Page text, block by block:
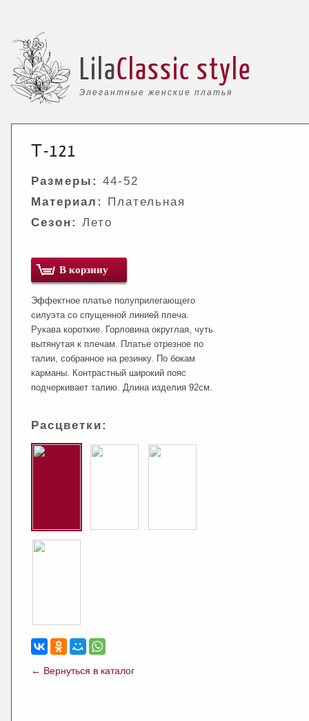
Элегантные женские платья
LilaClassic style
Т-121
Размеры: 44-52
Материал:
Плательная
Сезон: Лето
В корзину
Эффектное платье полуприлегающего
силуэта со спущенной линией плеча.
Рукава короткие. Горловина округлая, чуть
вытянутая к плечам. Платье отрезное по
талии, собранное на резинку. По бокам
карманы. Контрастный широкий пояс
подчеркивает талию. Длина изделия 92см.
Расцветки:
← Вернуться в каталог